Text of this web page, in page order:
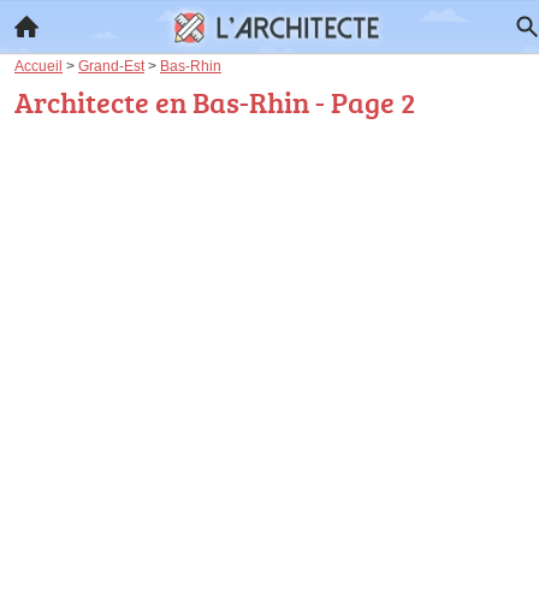
Accueil > Grand-Est > Bas-Rhin
Architecte en Bas-Rhin - Page 2